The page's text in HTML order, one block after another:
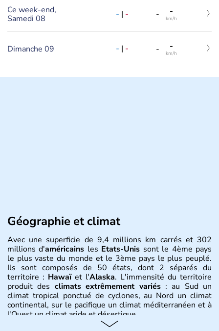
Ce week-end,
Samedi 08
- | - - -
km/h
Dimanche 09 - | - - -
km/h
Géographie et climat
Avec une superficie de 9,4 millions km carrés et 302
millions d'américains les Etats-Unis sont le 4ème pays
le plus vaste du monde et le 3ème pays le plus peuplé.
Ils sont composés de 50 états, dont 2 séparés du
territoire : Hawaïet l'Alaska. L'immensité du territoire
produit des climats extrêmement variés: au Sud un
climat tropical ponctué de cyclones, au Nord un climat
continental, sur le pacifique un climat méditerranéen et à
l'Ouest un climat aride et désertique.